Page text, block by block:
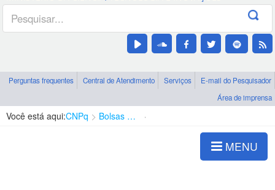
Canais
Perguntas frequentes Central de Atendimento Serviços
E-mail do Pesquisador
Área de imprensa
Você está aqui:CNPq Bolsas e Auxílios Vigentes
MENU